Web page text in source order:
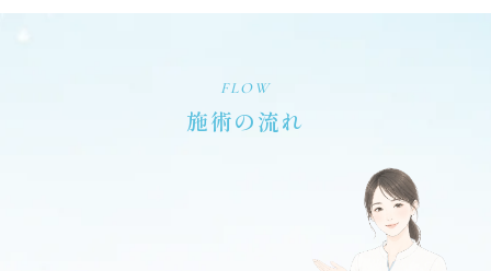
FLOW
施術の流れ